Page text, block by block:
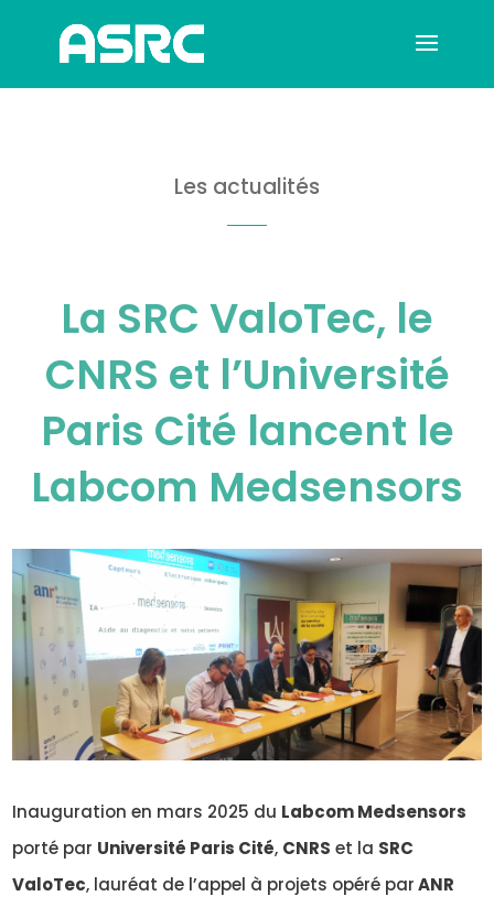
Les actualités
La SRC ValoTec, le
CNRS et l’Université
Paris Cité lancent le
Labcom Medsensors
Inauguration en mars 2025 du Labcom Medsensors
porté par Université Paris Cité, CNRS et la SRC
ValoTec, lauréat de l’appel à projets opéré parANR